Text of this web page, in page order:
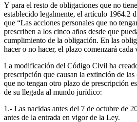
Y para el resto de obligaciones que no
establecido legalmente, el artículo 1964.2
que “Las acciones personales que no
prescriben a los cinco años desde que
cumplimiento de la obligación. En las
hacer o no hacer, el plazo comenzará cada
La modificación del Código Civil ha
prescripción que causan la extinción de
que no tengan otro plazo de prescripción
de su llegada al mundo jurídico:
1.- Las nacidas antes del 7 de octubre de
antes de la entrada en vigor de la Ley.